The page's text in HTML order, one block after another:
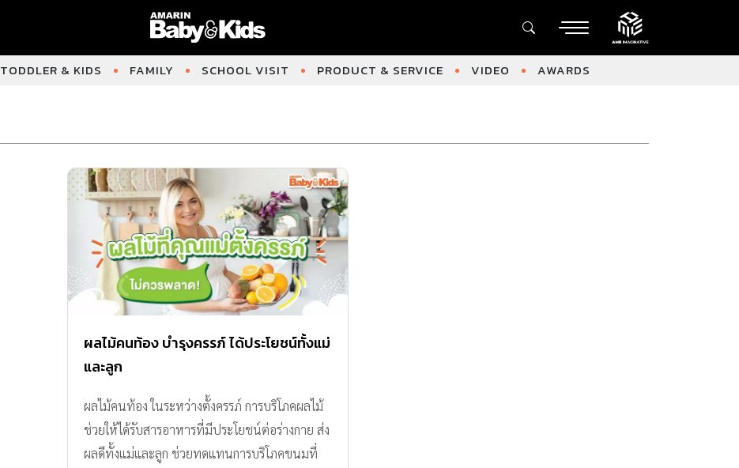
TODDLER & KIDS FAMILY SCHOOL VISIT PRODUCT & SERVICE VIDEO AWARDS
ผลไม้คนท้อง บำรุงครรภ์ ได้ประโยชน์ทั้งแม่
และลูก
ผลไม้คนท้อง ในระหว่างตั้งครรภ์ การบริโภคผลไม้
ช่วยให้ได้รับสารอาหารที่มีประโยชน์ต่อร่างกาย ส่ง
ผลดีทั้งแม่และลูก ช่วยทดแทนการบริโภคขนมที่